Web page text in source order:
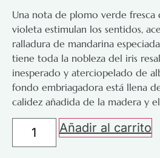
Una nota de plomo verde fresca
violeta estimulan los sentidos,
ralladura de mandarina
tiene toda la nobleza del iris
inesperado y aterciopelado de
fondo embriagadora está llena
calidez añadida de la madera y
Añadir al carrito